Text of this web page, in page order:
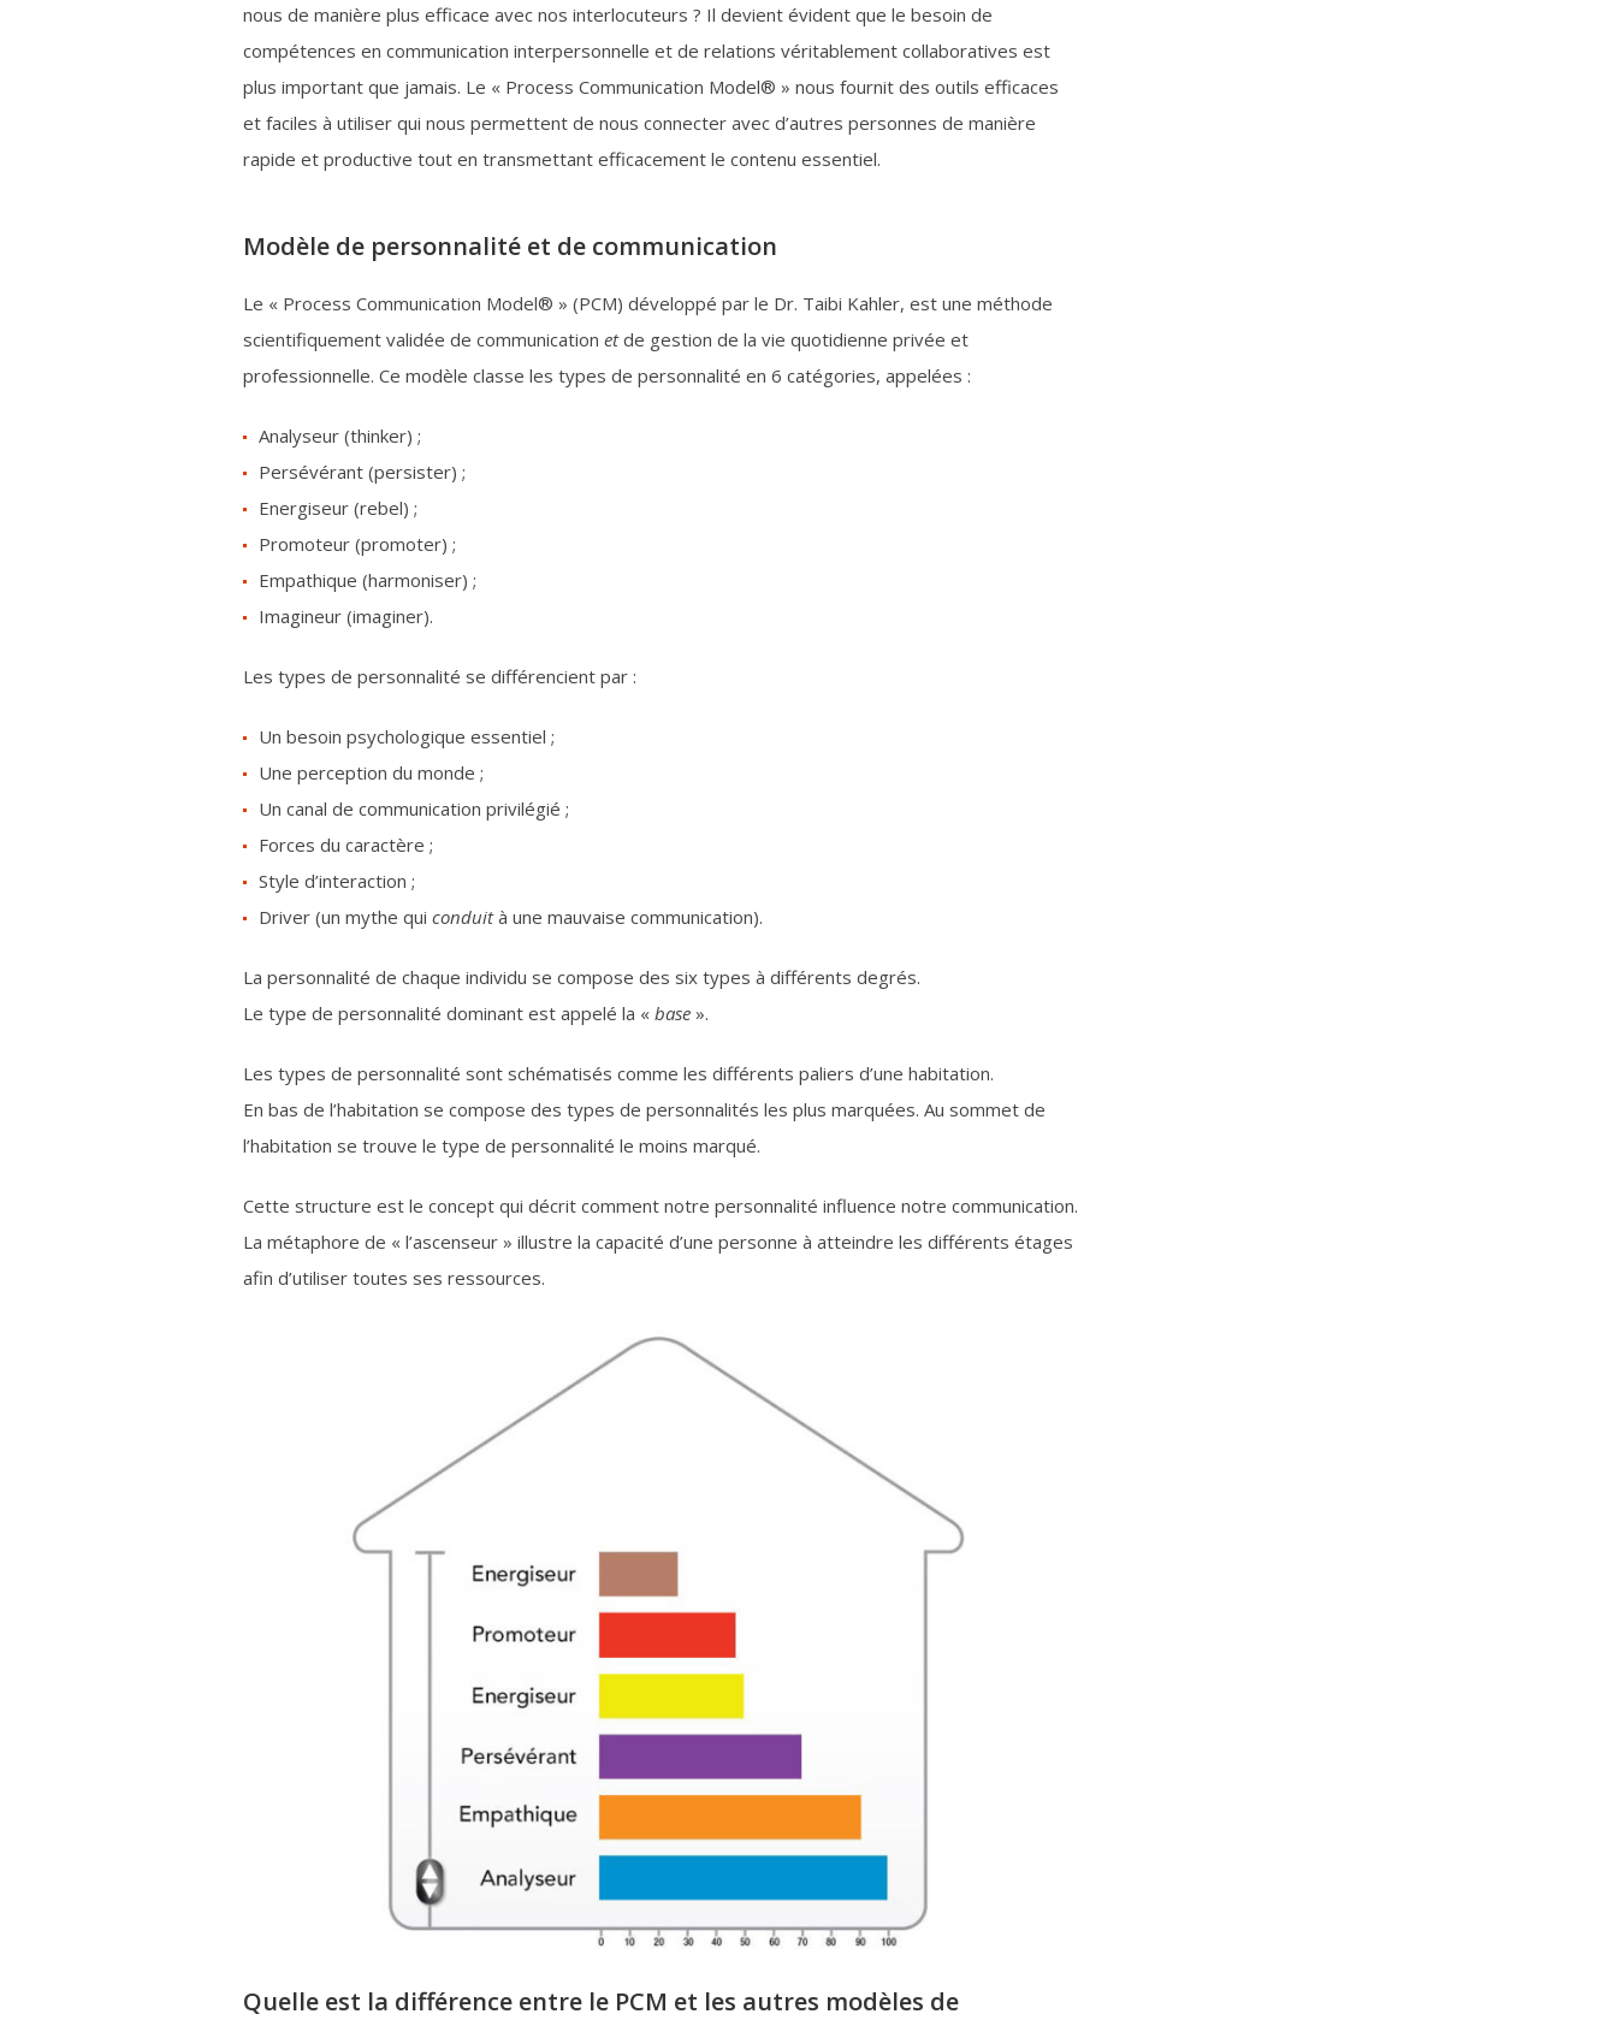
nous de manière plus efficace avec nos interlocuteurs ? Il devient évident que le besoin de
compétences en communication interpersonnelle et de relations véritablement collaboratives est
plus important que jamais. Le « Process Communication Model® » nous fournit des outils efficaces
et faciles à utiliser qui nous permettent de nous connecter avec d’autres personnes de manière
rapide et productive tout en transmettant efficacement le contenu essentiel.
Modèle de personnalité et de communication
Le « Process Communication Model® » (PCM) développé par le Dr. Taibi Kahler, est une méthode
scientifiquement validée de communication etde gestion de la vie quotidienne privée et
professionnelle. Ce modèle classe les types de personnalité en 6 catégories, appelées :
Analyseur (thinker) ;
Persévérant (persister) ;
Energiseur (rebel) ;
Promoteur (promoter) ;
Empathique (harmoniser) ;
Imagineur (imaginer).
Les types de personnalité se différencient par :
Un besoin psychologique essentiel ;
Une perception du monde ;
Un canal de communication privilégié ;
Forces du caractère ;
Style d’interaction ;
Driver (un mythe qui conduità une mauvaise communication).
La personnalité de chaque individu se compose des six types à différents degrés.
Le type de personnalité dominant est appelé la « base ».
Les types de personnalité sont schématisés comme les différents paliers d’une habitation.
En bas de l’habitation se compose des types de personnalités les plus marquées. Au sommet de
l’habitation se trouve le type de personnalité le moins marqué.
Cette structure est le concept qui décrit comment notre personnalité influence notre communication.
La métaphore de « l’ascenseur » illustre la capacité d’une personne à atteindre les différents étages
afin d’utiliser toutes ses ressources.
Quelle est la différence entre le PCM et les autres modèles de